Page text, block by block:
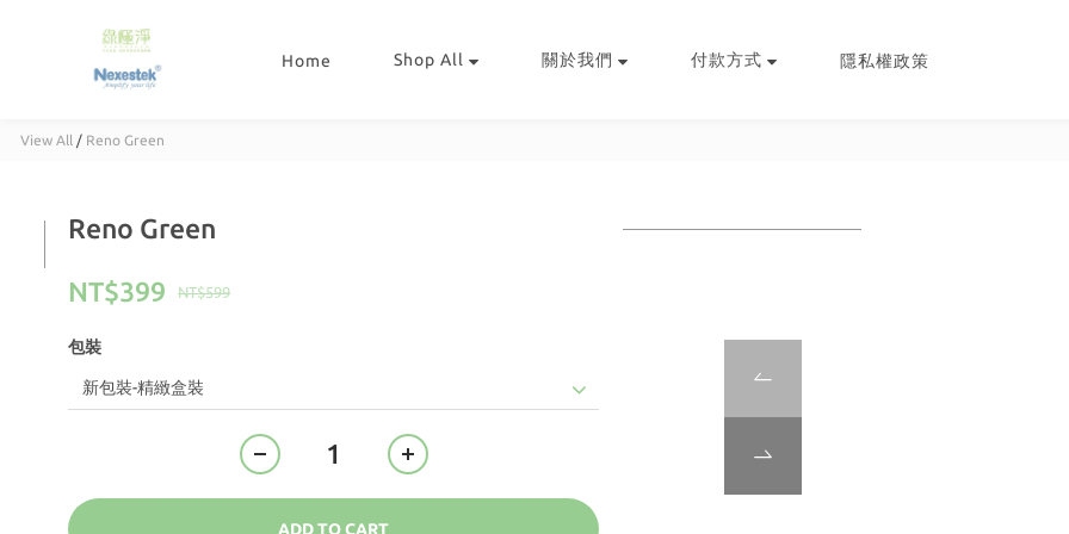
Home Shop All 關於我們 付款方式 隱私權政策
View All / Reno Green
Reno Green
NT$599
NT$399
包裝
ADD TO CART